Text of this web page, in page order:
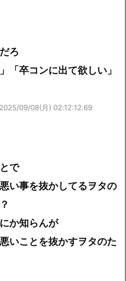
ろ
「卒コンに出て欲しい」
2025/09/08(月) 02:12:12.69
で
い事を抜かしてるヲタの
か知らんが
いことを抜かすヲタのた